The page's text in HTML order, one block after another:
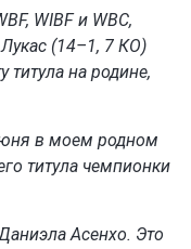
WIBF и WBC,
(14–1, 7 КО)
на родине,
в моем родном
титула чемпионки
Асенхо. Это